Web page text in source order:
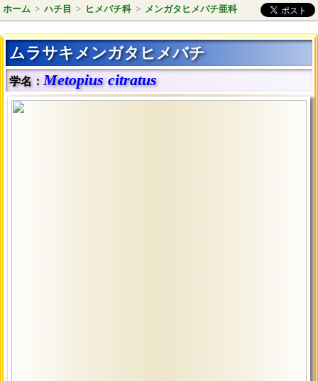
ホーム > ハチ目 > ヒメバチ科 > メンガタヒメバチ亜科
ムラサキメンガタヒメバチ
学名： Metopius citratus